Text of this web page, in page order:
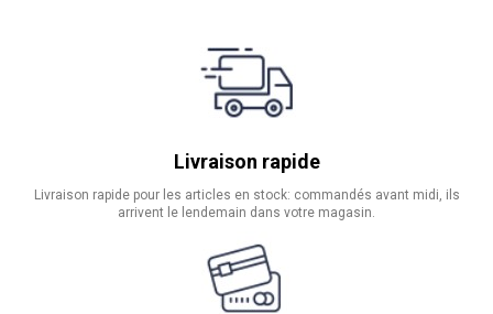
Livraison rapide
Livraison rapide pour les articles en stock: commandés avant midi, ils
arrivent le lendemain dans votre magasin.